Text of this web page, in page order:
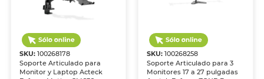
SKU:100268178
Soporte Articulado para
Monitor y Laptop Acteck
SKU: 100268258
Soporte Articulado para 3
Monitores 17 a 27 pulgadas